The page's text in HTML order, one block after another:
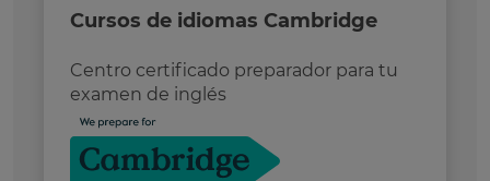
Cursos de idiomas Cambridge
Centro certificado preparador para tu
examen de inglés